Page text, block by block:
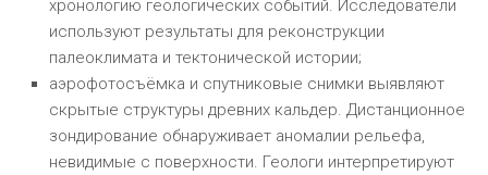
хронологию геологических событий. Исследователи
используют результаты для реконструкции
палеоклимата и тектонической истории;
аэрофотосъёмка и спутниковые снимки выявляют
скрытые структуры древних кальдер. Дистанционное
зондирование обнаруживает аномалии рельефа,
невидимые с поверхности. Геологи интерпретируют